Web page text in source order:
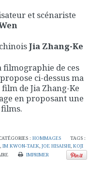
et scénariste
Jia Zhang-Ke
de ces
ci-dessus ma
de Jia Zhang-Ke
en proposant une
:HOMMAGES
TAGS :
, IM KWON-TAEK, JOE HISAISHI, KOJI
IMPRIMER